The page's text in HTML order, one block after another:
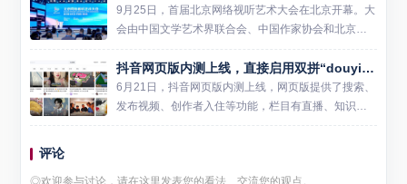
9月25日，首届北京网络视听艺术大会在北京开幕。大
会由中国文学艺术界联合会、中国作家协会和北京市
人民政府指导，北京市广播电视局、北京市通州区委
区政府主办，以“新领域新文艺·好内容创未来”为主
题，设立1 场...
抖音网页版内测上线，直接启用双拼“douyin.com”
6月21日，抖音网页版内测上线，网页版提供了搜索、
发布视频、创作者入住等功能，栏目有直播、知识、
二次元、美食、体育、时尚、音乐等10个标签分类。
评论